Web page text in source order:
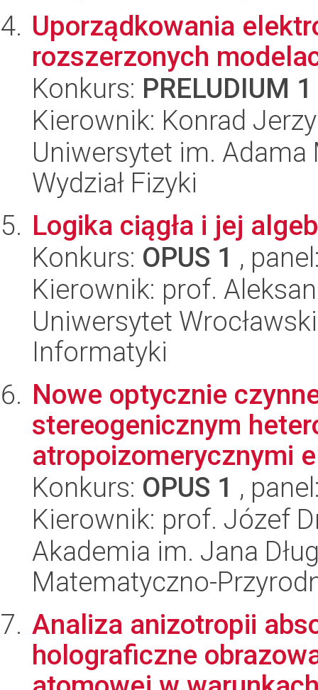
Uporządkowania
rozszerzonych
Konkurs: PRELUDIUM 1
Kierownik: Konrad
Uniwersytet im.
Wydział Fizyki
Logika ciągła i jej
Konkurs: OPUS 1 ,
Kierownik: prof.
Uniwersytet
Informatyki
Nowe optycznie
stereogenicznym
atropoizomerycznymi
Konkurs: OPUS 1 ,
Kierownik: prof. Józef
Akademia im. Jana
Matematyczno-
Analiza anizotropii
holograficzne